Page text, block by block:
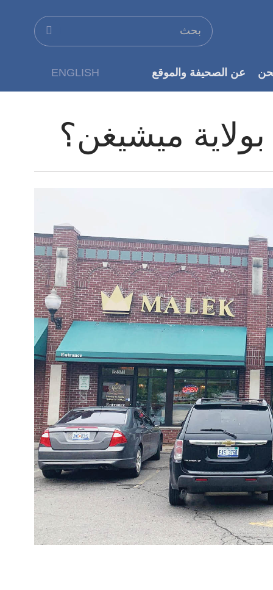
ENGLISH عن الصحيفة والموقع
ميشيغن؟